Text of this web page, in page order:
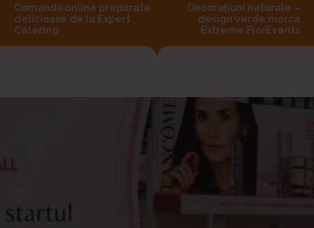
Comandă online preparate
delicioase de la Expert
Catering
Decorațiuni naturale –
design verde marca
Extreme FlorEvents